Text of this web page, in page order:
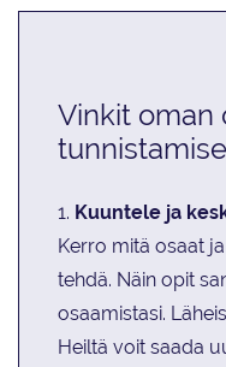
Vinkit oman
1. Kuuntele ja
Kerro mitä osaat
tehdä. Näin opit
osaamistasi.
Heiltä voit saada